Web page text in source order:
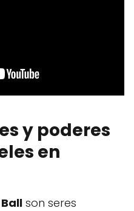
y poderes
en
son seres